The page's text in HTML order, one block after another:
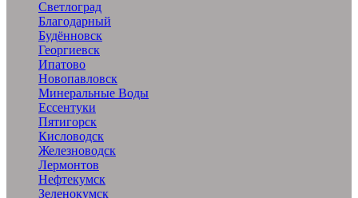
Светлоград
Благодарный
Будённовск
Георгиевск
Ипатово
Новопавловск
Минеральные Воды
Ессентуки
Пятигорск
Кисловодск
Железноводск
Лермонтов
Нефтекумск
Зеленокумск